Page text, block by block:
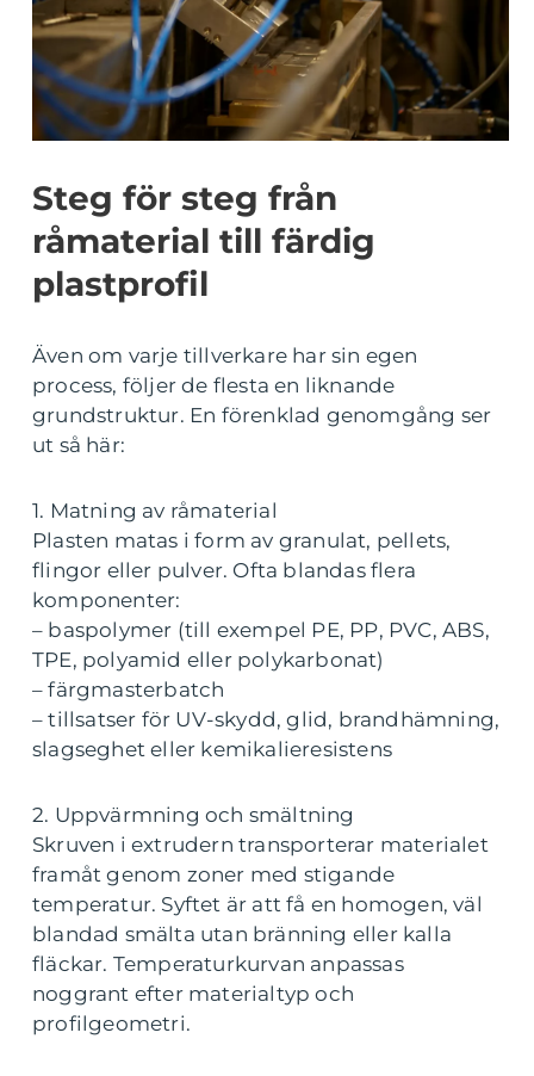
Steg för steg från
råmaterial till färdig
plastprofil
Även om varje tillverkare har sin egen
process, följer de flesta en liknande
grundstruktur. En förenklad genomgång ser
ut så här:
1. Matning av råmaterial
Plasten matas i form av granulat, pellets,
flingor eller pulver. Ofta blandas flera
komponenter:
– baspolymer (till exempel PE, PP, PVC, ABS,
TPE, polyamid eller polykarbonat)
– färgmasterbatch
– tillsatser för UV-skydd, glid, brandhämning,
slagseghet eller kemikalieresistens
2. Uppvärmning och smältning
Skruven i extrudern transporterar materialet
framåt genom zoner med stigande
temperatur. Syftet är att få en homogen, väl
blandad smälta utan bränning eller kalla
fläckar. Temperaturkurvan anpassas
noggrant efter materialtyp och
profilgeometri.